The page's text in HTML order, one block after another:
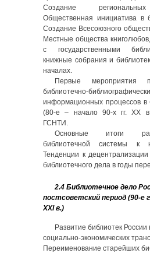
Создание
Общественная инициатива в
Создание Всесоюзного
Местные общества
с государственными
книжные собрания и
началах.
Первые мероприятия
библиотечно-
информационных процессов в
(80-е – начало 90-х гг. ХХ
ГСНТИ.
Основные итоги
библиотечной системы к
Тенденции к
библиотечного дела в годы
2.4 Библиотечное дело
постсоветский период (90-е
ХХI в.)
Развитие библиотек России
социально-экономических
Переименование старейших